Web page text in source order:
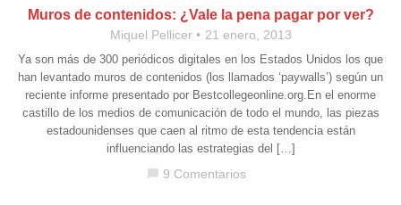
Muros de contenidos: ¿Vale la pena pagar por ver?
Miquel Pellicer 21 enero, 2013
Ya son más de 300 periódicos digitales en los Estados Unidos los que
han levantado muros de contenidos (los llamados ‘paywalls’) según un
reciente informe presentado por Bestcollegeonline.org.En el enorme
castillo de los medios de comunicación de todo el mundo, las piezas
estadounidenses que caen al ritmo de esta tendencia están
influenciando las estrategias del […]
9 Comentarios